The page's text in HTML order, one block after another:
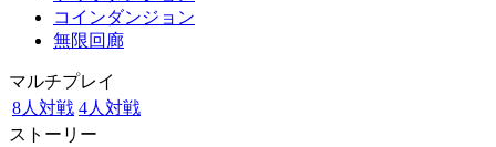
コインダンジョン
無限回廊
マルチプレイ
8人対戦 4人対戦
ストーリー